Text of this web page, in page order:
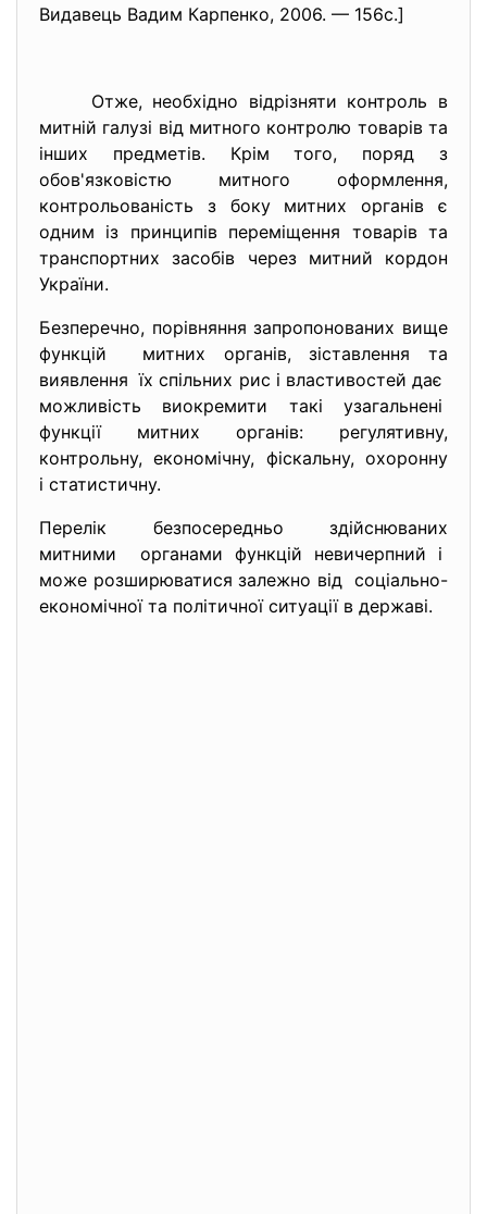
Видавець Вадим Карпенко, 2006. — 156с.]
Отже, необхідно відрізняти контроль в
митній галузі від митного контролю товарів та
інших предметів. Крім того, поряд з
обов'язковістю митного оформлення,
контрольованість з боку митних органів є
одним із принципів переміщення товарів та
транспортних засобів через митний кордон
України.
Безперечно, порівняння запропонованих вище
функцій митних органів, зіставлення та
виявлення їх спільних рис і властивостей дає
можливість виокремити такі узагальнені
функції митних органів: регулятивну,
контрольну, економічну, фіскальну, охоронну
і статистичну.
Перелік безпосередньо здійснюваних
митними органами функцій невичерпний і
може розширюватися залежно від соціально-
економічної та політичної ситуації в державі.